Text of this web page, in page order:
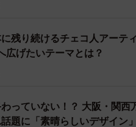
残り続けるチェコ人アーテ
げたいテーマとは？
っていない！？ 大阪・関西
題に「素晴らしいデザイン